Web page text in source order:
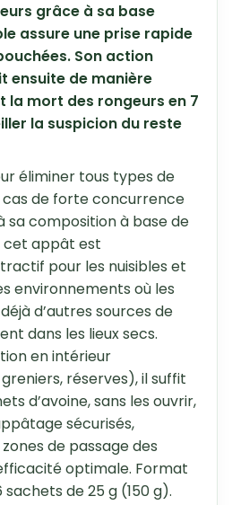
grâce à sa base
assure une prise rapide
Son action
ensuite de manière
la mort des rongeurs en 7
la suspicion du reste
éliminer tous types de
de forte concurrence
sa composition à base de
cet appât est
pour les nuisibles et
environnements où les
d’autres sources de
dans les lieux secs.
en intérieur
réserves), il suffit
d’avoine, sans les ouvrir,
sécurisés,
de passage des
optimale. Format
de 25 g (150 g).